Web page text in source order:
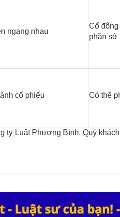
ngang nhau
Cổ
phần sở
cổ phiếu Có thể
ty Luật Phương Bình. Quý